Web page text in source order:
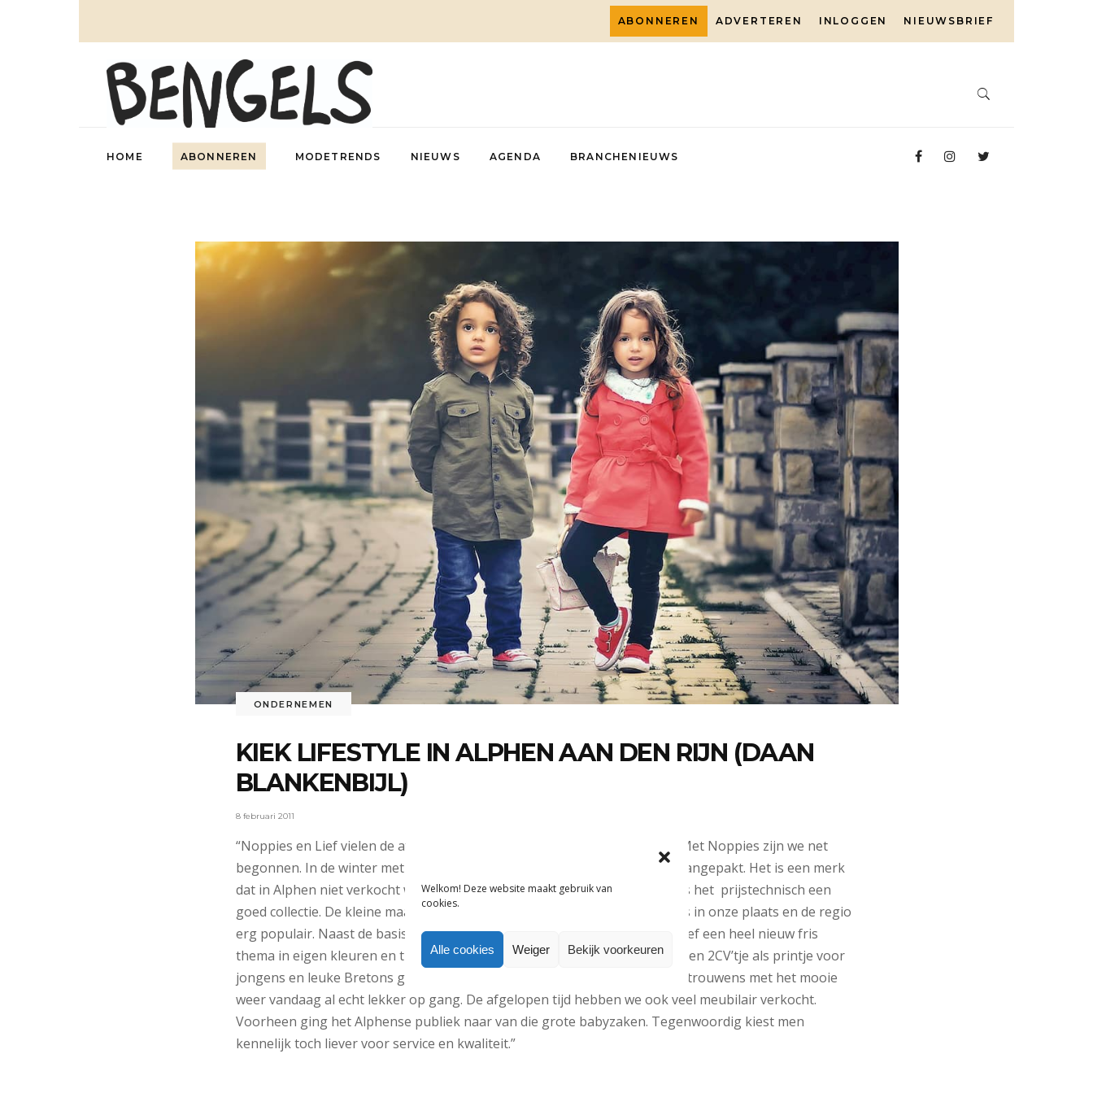
Welkom! Deze website maakt gebruik van
cookies.
Alle cookies Weiger Bekijk voorkeuren
ABONNEREN ADVERTEREN INLOGGEN NIEUWSBRIEF
HOME ABONNEREN MODETRENDS NIEUWS AGENDA BRANCHENIEUWS
ONDERNEMEN
KIEK LIFESTYLE IN ALPHEN AAN DEN RIJN (DAAN
BLANKENBIJL)
8 februari 2011
“Noppies en Lief vielen de afgelopen weken het meest op in de verkoop. Met Noppies zijn we net
begonnen. In de winter met een kleine selectie en nu voor zomer groter aangepakt. Het is een merk
dat in Alphen niet verkocht wordt en dus nieuw voor de klant. Bovendien is het prijstechnisch een
goed collectie. De kleine maatjes voor meisjes lopen bij ons het best. Lief is in onze plaats en de regio
erg populair. Naast de basiscollectie met de bekende tekstlogo’s brengt Lief een heel nieuw fris
thema in eigen kleuren en thema’s. Voor zomer 2011 is dat Frankrijk met een 2CV’tje als printje voor
jongens en leuke Bretons gestreepte shirtjes bijvoorbeeld. Het seizoen is trouwens met het mooie
weer vandaag al echt lekker op gang. De afgelopen tijd hebben we ook veel meubilair verkocht.
Voorheen ging het Alphense publiek naar van die grote babyzaken. Tegenwoordig kiest men
kennelijk toch liever voor service en kwaliteit.”